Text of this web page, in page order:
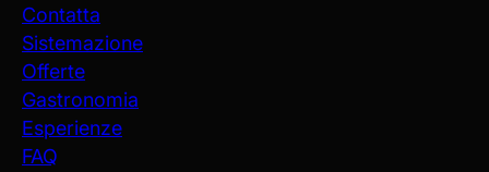
Contatta
Sistemazione
Offerte
Gastronomia
Esperienze
FAQ